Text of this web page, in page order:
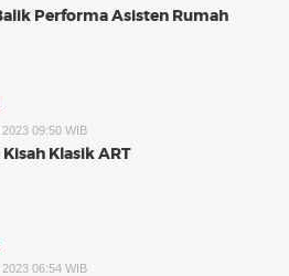
Performa Asisten Rumah
09:50 WIB
Klasik ART
06:54 WIB